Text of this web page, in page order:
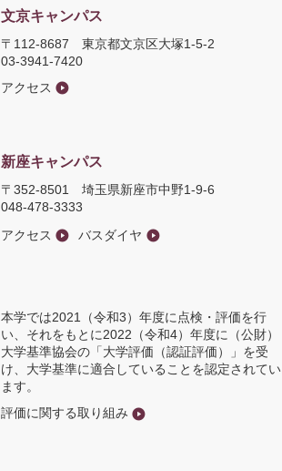
文京キャンパス
〒112-8687 東京都文京区大塚1-5-2
03-3941-7420
アクセス
新座キャンパス
〒352-8501 埼玉県新座市中野1-9-6
048-478-3333
アクセス
バスダイヤ
本学では2021（令和3）年度に点検・評価を行
い、それをもとに2022（令和4）年度に（公財）
大学基準協会の「大学評価（認証評価）」を受
け、大学基準に適合していることを認定されてい
ます。
評価に関する取り組み